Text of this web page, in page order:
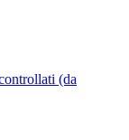
(da